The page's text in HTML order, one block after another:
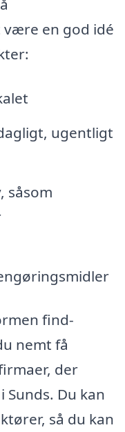
en god idé
ugentligt
såsom
find-
nemt få
der
Du kan
så du kan